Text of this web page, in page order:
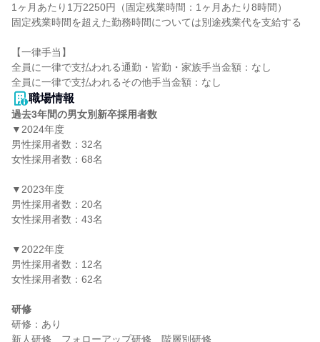
1ヶ月あたり1万2250円（固定残業時間：1ヶ月あたり8時間）
固定残業時間を超えた勤務時間については別途残業代を支給する
【一律手当】
全員に一律で支払われる通勤・皆勤・家族手当金額：なし
職場情報
過去3年間の男女別新卒採用者数
▼2024年度
男性採用者数：32名
女性採用者数：68名
▼2023年度
男性採用者数：20名
女性採用者数：43名
▼2022年度
男性採用者数：12名
女性採用者数：62名
研修
研修：あり